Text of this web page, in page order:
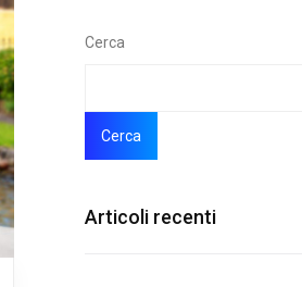
Cerca
Cerca
Articoli recenti